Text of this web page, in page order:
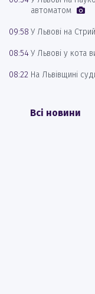
автоматом
09:58 У Львові на
08:54У Львові у кота
08:22 На Львівщині
Всі новини